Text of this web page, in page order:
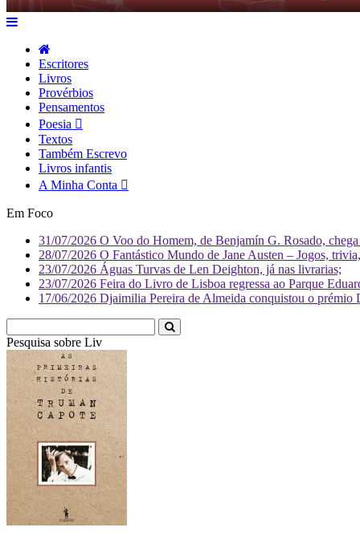
Escritores
Livros
Provérbios
Pensamentos
Poesia
Textos
Também Escrevo
Livros infantis
A Minha Conta
Em Foco
31/07/2026 O Voo do Homem, de Benjamín G. Rosado,
28/07/2026 O Fantástico Mundo de Jane Austen – Jogos,
23/07/2026 Águas Turvas de Len Deighton, já nas livrarias;
23/07/2026 Feira do Livro de Lisboa regressa ao Parque
17/06/2026 Djaimilia Pereira de Almeida conquistou o
Pesquisa sobre Literatura